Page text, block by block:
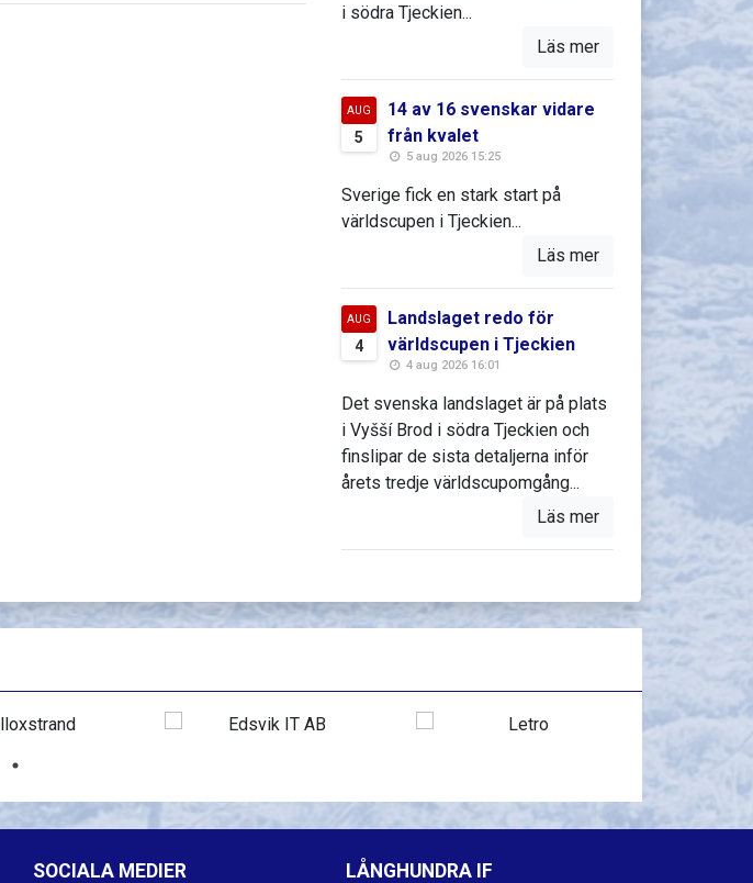
i södra Tjeckien...
Läs mer
AUG
5
14 av 16 svenskar vidare
från kvalet
5 aug 2026 15:25
Sverige fick en stark start på
världscupen i Tjeckien...
Läs mer
AUG
4
Landslaget redo för
världscupen i Tjeckien
4 aug 2026 16:01
Det svenska landslaget är på plats
i Vyšší Brod i södra Tjeckien och
finslipar de sista detaljerna inför
årets tredje världscupomgång...
Läs mer
SOCIALA MEDIER LÅNGHUNDRA IF